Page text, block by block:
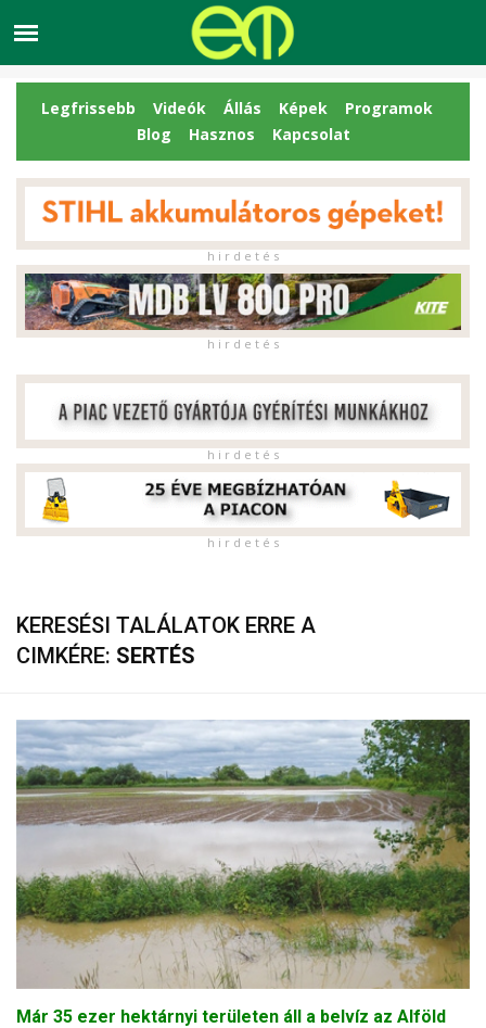
Legfrissebb Videók Állás Képek
Programok
Blog
Hasznos Kapcsolat
h i r d e t é s
h i r d e t é s
h i r d e t é s
h i r d e t é s
KERESÉSI TALÁLATOK ERRE A
CIMKÉRE: SERTÉS
Már 35 ezer hektárnyi területen áll a belvíz az Alföld